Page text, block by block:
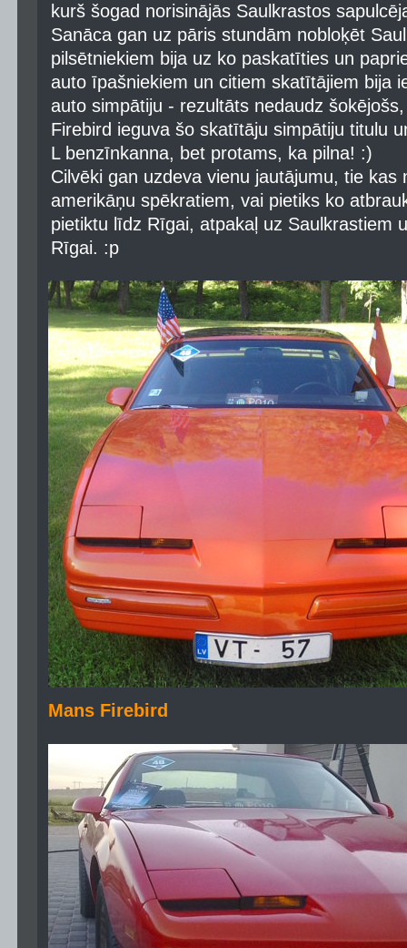
kurš šogad norisinājās Saulkrastos
Sanāca gan uz pāris stundām nobloķēt
pilsētniekiem bija uz ko paskatīties un
auto īpašniekiem un citiem skatītājiem bija
auto simpātiju - rezultāts nedaudz
Firebird ieguva šo skatītāju simpātiju titulu
L benzīnkanna, bet protams, ka pilna! :)
Cilvēki gan uzdeva vienu jautājumu, tie kas
amerikāņu spēkratiem, vai pietiks ko
pietiktu līdz Rīgai, atpakaļ uz Saulkrastiem
Rīgai. :p
Mans Firebird